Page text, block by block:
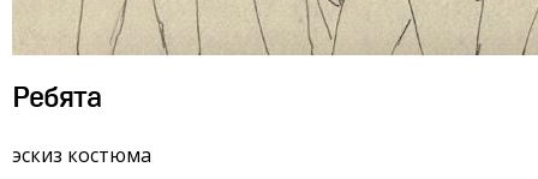
Ребята
эскиз костюма